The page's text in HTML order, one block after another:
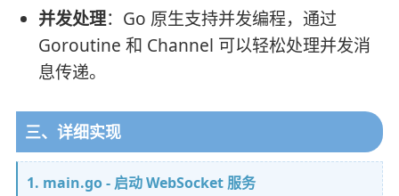
并发处理：Go 原生支持并发编程，通过
Goroutine 和 Channel 可以轻松处理并发消
息传递。
三、详细实现
1. main.go - 启动 WebSocket 服务